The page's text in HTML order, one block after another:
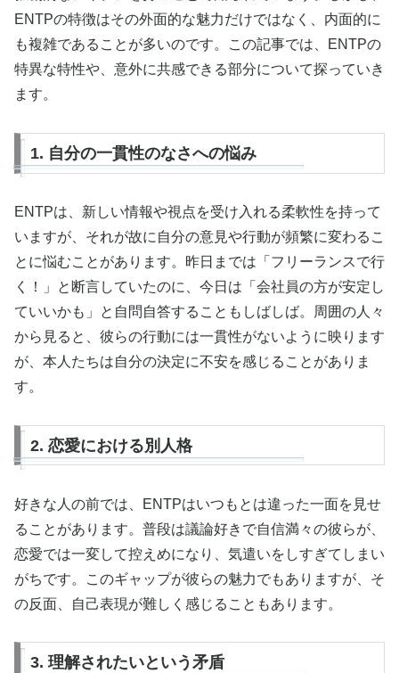
ENTPの特徴はその外面的な魅力だけではなく、内面的に
も複雑であることが多いのです。この記事では、ENTPの
特異な特性や、意外に共感できる部分について探っていき
ます。
1. 自分の一貫性のなさへの悩み
ENTPは、新しい情報や視点を受け入れる柔軟性を持って
いますが、それが故に自分の意見や行動が頻繁に変わるこ
とに悩むことがあります。昨日までは「フリーランスで行
く！」と断言していたのに、今日は「会社員の方が安定し
ていいかも」と自問自答することもしばしば。周囲の人々
から見ると、彼らの行動には一貫性がないように映ります
が、本人たちは自分の決定に不安を感じることがありま
す。
2. 恋愛における別人格
好きな人の前では、ENTPはいつもとは違った一面を見せ
ることがあります。普段は議論好きで自信満々の彼らが、
恋愛では一変して控えめになり、気遣いをしすぎてしまい
がちです。このギャップが彼らの魅力でもありますが、そ
の反面、自己表現が難しく感じることもあります。
3. 理解されたいという矛盾